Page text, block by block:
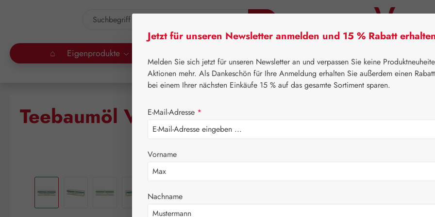
⌂ Eigenprodukte
⌂ Pater Severin Naturprodukte Zäpfchen
Teebaumöl Vaginalsuppositorien
Regulärer
29,95
Inhalt:24 Stück
Jetzt für unseren Newsletter anmelden und 15 % Rabatt
Melden Sie sich jetzt für unseren Newsletter an und verpassen Sie keine
Aktionen mehr. Als Dankeschön für Ihre Anmeldung erhalten Sie außerdem einen
bei einem Ihrer nächsten Einkäufe 15 % auf das gesamte Sortiment sparen.
E-Mail-Adresse *
Vorname
Nachname